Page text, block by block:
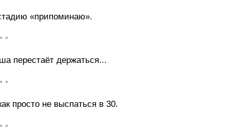
«припоминаю».
•
перестаёт держаться...
•
просто не выспаться в 30.
•